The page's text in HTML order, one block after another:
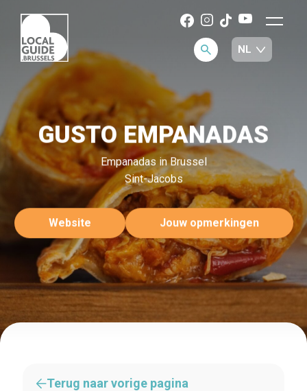
GUSTO EMPANADAS
Empanadas in Brussel
Sint-Jacobs
Website Jouw opmerkingen
Terug naar vorige pagina